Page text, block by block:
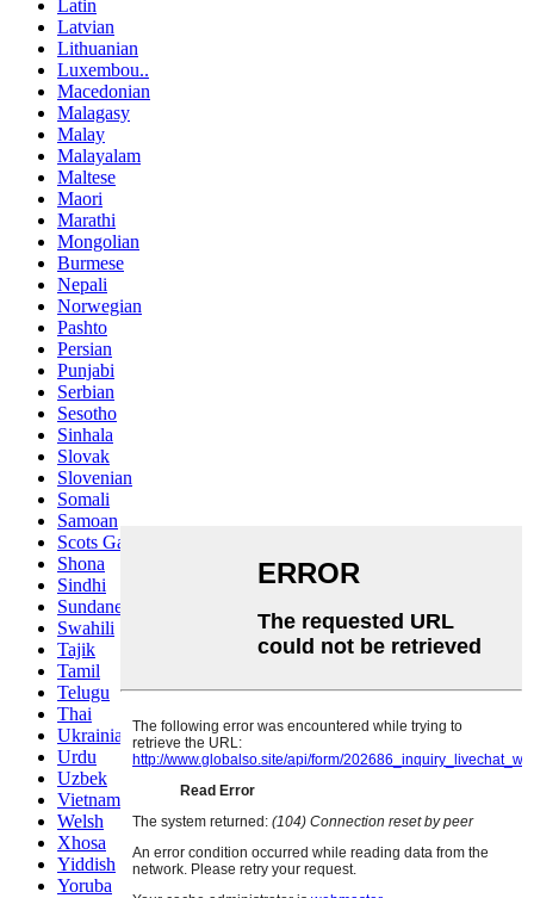
Latin
Latvian
Lithuanian
Luxembou..
Macedonian
Malagasy
Malay
Malayalam
Maltese
Maori
Marathi
Mongolian
Burmese
Nepali
Norwegian
Pashto
Persian
Punjabi
Serbian
Sesotho
Sinhala
Slovak
Slovenian
Somali
Samoan
Scots Gaelic
Shona
Sindhi
Sundanese
Swahili
Tajik
Tamil
Telugu
Thai
Ukrainian
Urdu
Uzbek
Vietnamese
Welsh
Xhosa
Yiddish
Yoruba